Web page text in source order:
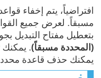
افتراضياً، يتم إخفاء
مسبقاً. لعرض جميع
بتعطيل مفتاح التبديل
(المحددة مسبقاً). يمكنك
يمكنك حذف قاعدة